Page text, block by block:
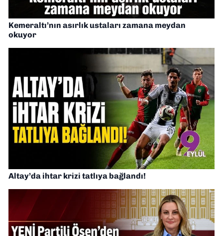
Kemeraltı’nın asırlık ustaları zamana meydan
okuyor
Altay’da ihtar krizi tatlıya bağlandı!